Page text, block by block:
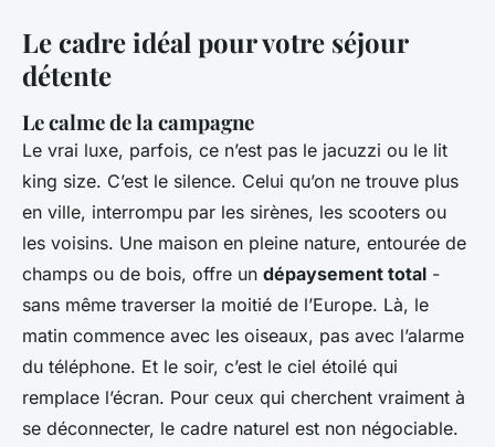
Le cadre idéal pour votre séjour
détente
Le calme de la campagne
Le vrai luxe, parfois, ce n’est pas le jacuzzi ou le lit
king size. C’est le silence. Celui qu’on ne trouve plus
en ville, interrompu par les sirènes, les scooters ou
les voisins. Une maison en pleine nature, entourée de
champs ou de bois, offre un dépaysement total -
sans même traverser la moitié de l’Europe. Là, le
matin commence avec les oiseaux, pas avec l’alarme
du téléphone. Et le soir, c’est le ciel étoilé qui
remplace l’écran. Pour ceux qui cherchent vraiment à
se déconnecter, le cadre naturel est non négociable.